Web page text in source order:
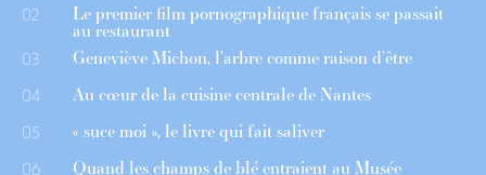
02 Le premier film pornographique français se passait
au restaurant
03 Geneviève Michon, l’arbre comme raison d’être
04 Au cœur de la cuisine centrale de Nantes
05 « suce moi », le livre qui fait saliver
06 Quand les champs de blé entraient au Musée